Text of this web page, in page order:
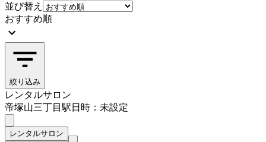
並び替え
おすすめ順
絞り込み
レンタルサロン
帝塚山三丁目駅日時：未設定
レンタルサロン